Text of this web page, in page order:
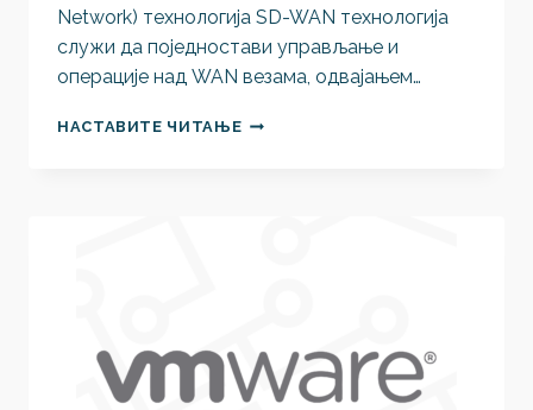
Network) технологија SD-WAN технологија
служи да поједностави управљање и
операције над WAN везама, одвајањем…
НАСТАВИТЕ ЧИТАЊЕSD-